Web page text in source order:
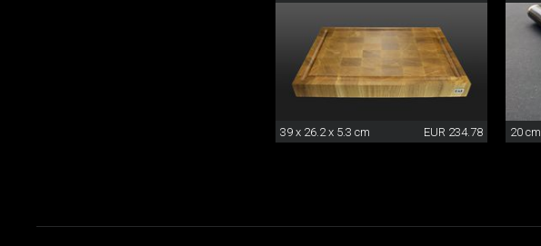
39 x 26.2 x 5.3 cm EUR 234.78 20 cm